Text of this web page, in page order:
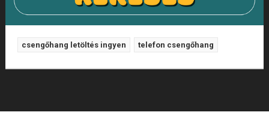
csengőhang letöltés ingyen telefon csengőhang